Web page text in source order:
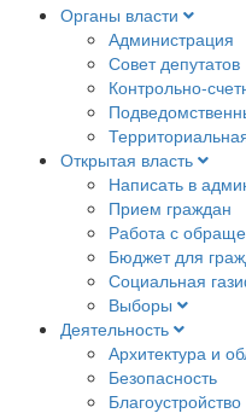
Органы власти
Администрация
Совет депутатов
Контрольно-
Открытая власть
Написать в
Прием граждан
Работа с
Бюджет для
Социальная
Выборы
Деятельность
Архитектура и
Безопасность
Благоустройство